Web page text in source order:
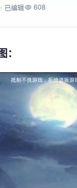
· 已编辑 608
：